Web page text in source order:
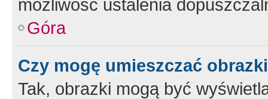
możliwość ustalenia
Góra
Czy mogę umieszczać
Tak, obrazki mogą być